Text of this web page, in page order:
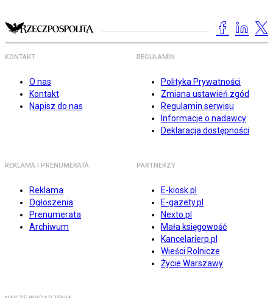
KONTAKT
O nas
Kontakt
Napisz do nas
REGULAMIN
Polityka Prywatności
Zmiana ustawień zgód
Regulamin serwisu
Informacje o nadawcy
Deklaracja dostępności
REKLAMA I PRENUMERATA
Reklama
Ogłoszenia
Prenumerata
Archiwum
PARTNERZY
E-kiosk.pl
E-gazety.pl
Nexto.pl
Mała księgowość
Kancelarierp.pl
Wieści Rolnicze
Życie Warszawy